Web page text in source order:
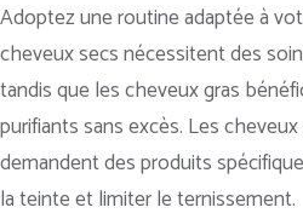
Adoptez une routine adaptée à
cheveux secs nécessitent des
tandis que les cheveux gras
purifiants sans excès. Les
demandent des produits
la teinte et limiter le ternissement.